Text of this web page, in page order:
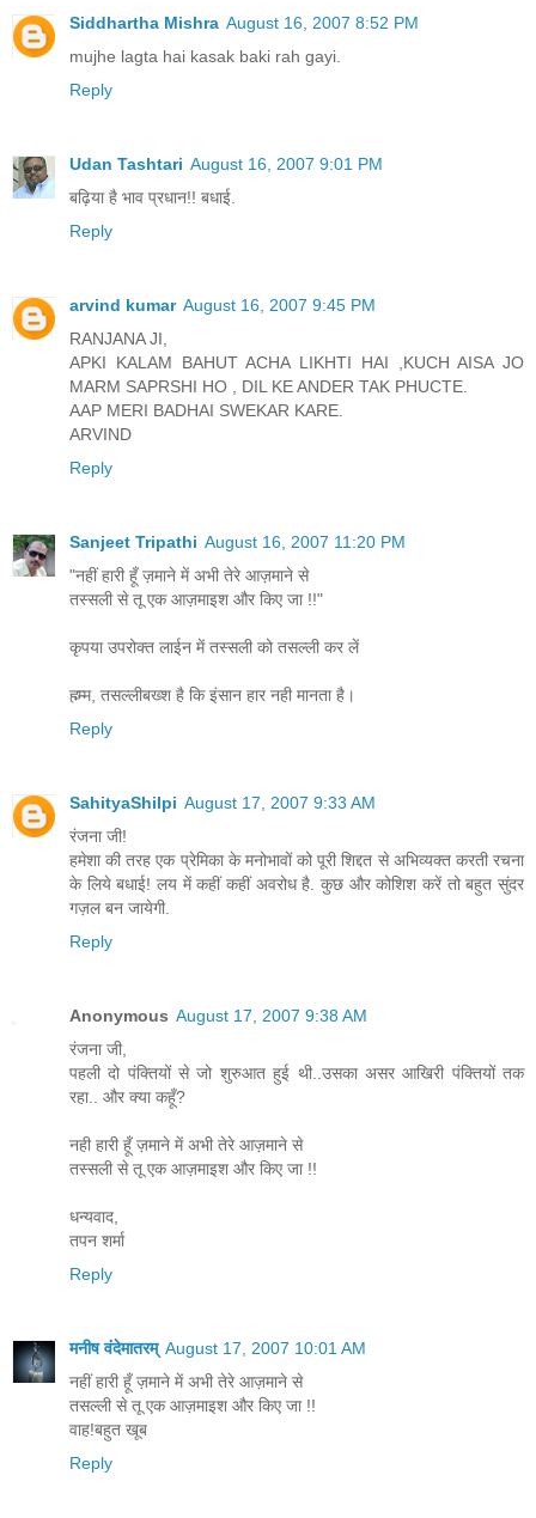
Siddhartha Mishra August 16, 2007 8:52 PM
mujhe lagta hai kasak baki rah gayi.
Reply
Udan Tashtari August 16, 2007 9:01 PM
बढ़िया है भाव प्रधान!! बधाई.
Reply
arvind kumar August 16, 2007 9:45 PM
RANJANA JI,
APKI KALAM BAHUT ACHA LIKHTI HAI ,KUCH AISA JO
MARM SAPRSHI HO , DIL KE ANDER TAK PHUCTE.
AAP MERI BADHAI SWEKAR KARE.
ARVIND
Reply
Sanjeet Tripathi August 16, 2007 11:20 PM
"नहीं हारी हूँ ज़माने में अभी तेरे आज़माने से
तस्सली से तू एक आज़माइश और किए जा !!"
कृपया उपरोक्त लाईन में तस्सली को तसल्ली कर लें
ह्म्म्म, तसल्लीबख्श है कि इंसान हार नही मानता है।
Reply
SahityaShilpi August 17, 2007 9:33 AM
रंजना जी!
हमेशा की तरह एक प्रेमिका के मनोभावों को पूरी शिद्दत से अभिव्यक्त करती रचना
के लिये बधाई! लय में कहीं कहीं अवरोध है. कुछ और कोशिश करें तो बहुत सुंदर
गज़ल बन जायेगी.
Reply
Anonymous August 17, 2007 9:38 AM
रंजना जी,
पहली दो पंक्तियों से जो शुरुआत हुई थी..उसका असर आखिरी पंक्तियों तक
रहा.. और क्या कहूँ?
नही हारी हूँ ज़माने में अभी तेरे आज़माने से
तस्सली से तू एक आज़माइश और किए जा !!
धन्यवाद,
तपन शर्मा
Reply
मनीष वंदेमातरम् August 17, 2007 10:01 AM
नहीं हारी हूँ ज़माने में अभी तेरे आज़माने से
तसल्ली से तू एक आज़माइश और किए जा !!
वाह!बहुत खूब
Reply